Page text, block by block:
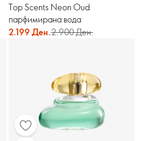
Top Scents Neon Oud
парфимирана вода
2.199 Ден.2.900 Ден.